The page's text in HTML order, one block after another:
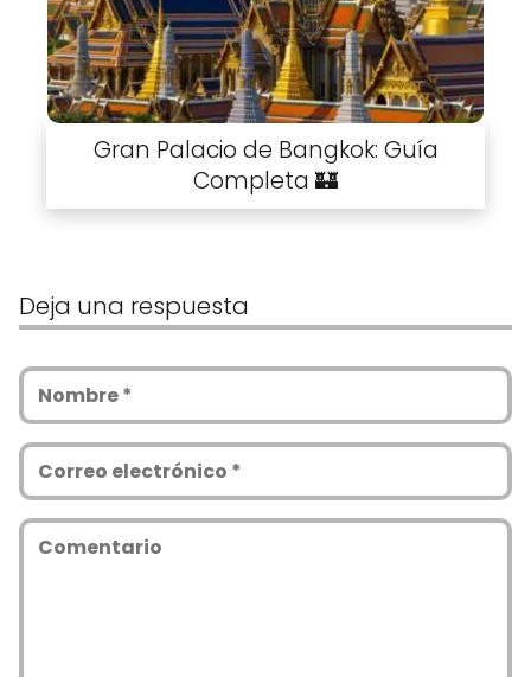
Gran Palacio de Bangkok: Guía
Completa 🏰
Deja una respuesta